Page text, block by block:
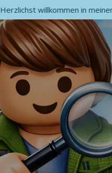
Herzlichst willkommen in